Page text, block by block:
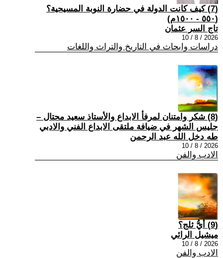
(7) كيف كانت الدولة في حضارة النوبة المسيحية؟
(٥٥٠ - ١٥٠٠م)
تاج السر عثمان
2026 / 8 / 10
دراسات وابحاث في التاريخ والتراث واللغات
(8) شكر وامتنان لمرفأ الابداع والأستاذ سعيد محتال –
جليس الشهر في ضيافة ملتقى الابداع الفني والادبي
طه دخل الله عبد الرحمن
2026 / 8 / 10
الادب والفن
(9) أيُّ ثلج؟
ميشيل الرائي
2026 / 8 / 10
الادب والفن